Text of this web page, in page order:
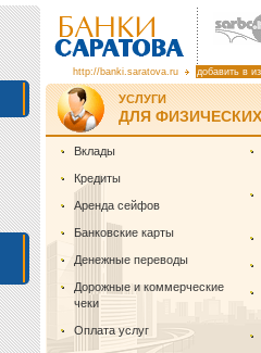
http://banki.saratova.ru добавить в
УСЛУГИ
ДЛЯ
Вклады
Кредиты
Аренда сейфов
Банковские карты
Денежные переводы
Дорожные и коммерческие
чеки
Оплата услуг